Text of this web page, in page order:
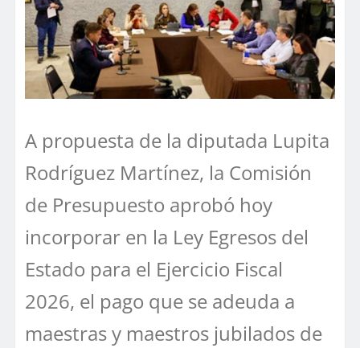
A propuesta de la diputada Lupita
Rodríguez Martínez, la Comisión
de Presupuesto aprobó hoy
incorporar en la Ley Egresos del
Estado para el Ejercicio Fiscal
2026, el pago que se adeuda a
maestras y maestros jubilados de